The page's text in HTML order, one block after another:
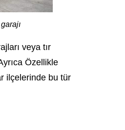
veya tır
Özellikle
ilçelerinde bu tür